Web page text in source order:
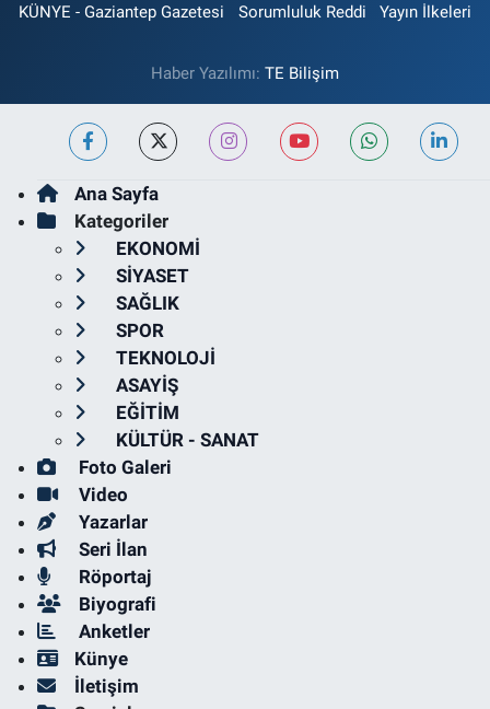
KÜNYE - Gaziantep Gazetesi
Sorumluluk Reddi Yayın İlkeleri
Haber Yazılımı: TE Bilişim
Ana Sayfa
Kategoriler
EKONOMİ
SİYASET
SAĞLIK
SPOR
TEKNOLOJİ
ASAYİŞ
EĞİTİM
KÜLTÜR - SANAT
Foto Galeri
Video
Yazarlar
Seri İlan
Röportaj
Biyografi
Anketler
Künye
İletişim